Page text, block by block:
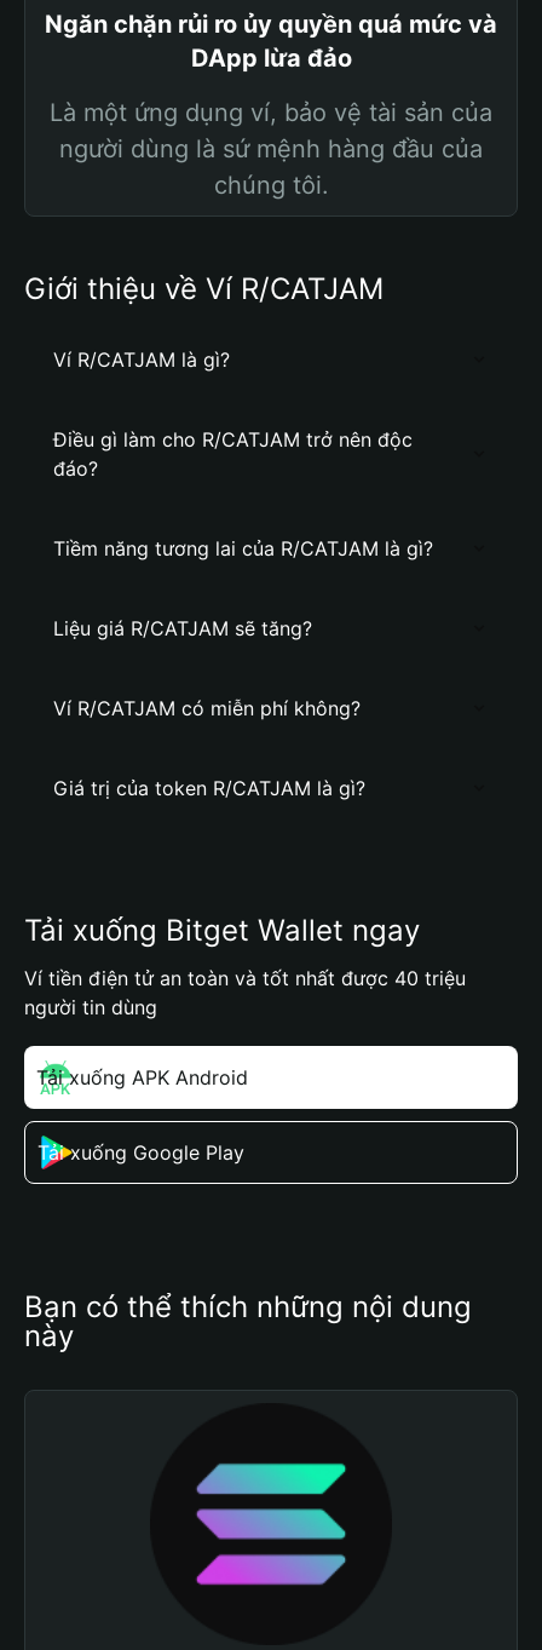
Ngăn chặn rủi ro ủy quyền quá mức và
DApp lừa đảo
Là một ứng dụng ví, bảo vệ tài sản của
người dùng là sứ mệnh hàng đầu của
chúng tôi.
Giới thiệu về Ví R/CATJAM
Ví R/CATJAM là gì?
Điều gì làm cho R/CATJAM trở nên độc
đáo?
Tiềm năng tương lai của R/CATJAM là gì?
Liệu giá R/CATJAM sẽ tăng?
Ví R/CATJAM có miễn phí không?
Giá trị của token R/CATJAM là gì?
Tải xuống Bitget Wallet ngay
Ví tiền điện tử an toàn và tốt nhất được 40 triệu
người tin dùng
Tải xuống APK Android
Tải xuống Google Play
Bạn có thể thích những nội dung
này